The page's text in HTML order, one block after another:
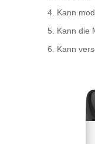
4. Kann
5. Kann die
6. Kann